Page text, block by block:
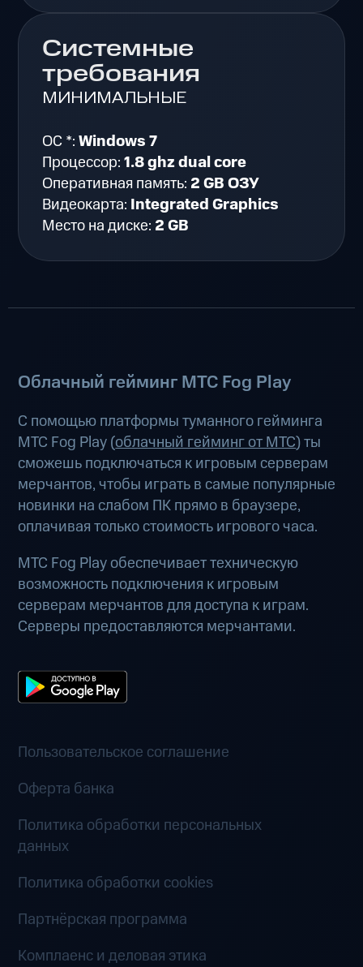
Системные
требования
МИНИМАЛЬНЫЕ
ОС *:Windows 7
Процессор:1.8 ghz dual core
Оперативная память: 2 GB ОЗУ
Видеокарта: Integrated Graphics
Место на диске: 2 GB
Облачный гейминг МТС Fog Play
С помощью платформы туманного гейминга
МТС Fog Play (облачный гейминг от МТС) ты
сможешь подключаться к игровым серверам
мерчантов, чтобы играть в самые популярные
новинки на слабом ПК прямо в браузере,
оплачивая только стоимость игрового часа.
МТС Fog Play обеспечивает техническую
возможность подключения к игровым
серверам мерчантов для доступа к играм.
Серверы предоставляются мерчантами.
Пользовательское соглашение
Оферта банка
Политика обработки персональных
данных
Политика обработки cookies
Партнёрская программа
Комплаенс и деловая этика